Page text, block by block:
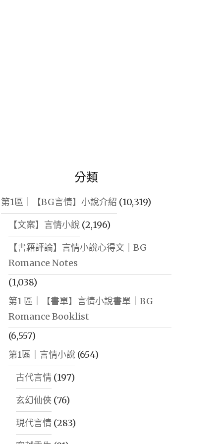
分類
第1區｜【BG言情】小說介紹 (10,319)
【文案】言情小說(2,196)
【書籍評論】言情小說心得文｜BG
Romance Notes
(1,038)
第1 區｜【書單】言情小說書單｜BG
Romance Booklist
(6,557)
第1區｜言情小說(654)
古代言情(197)
玄幻仙俠 (76)
現代言情(283)